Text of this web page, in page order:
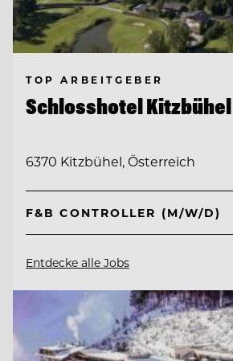
TOP ARBEITGEBER
Schlosshotel Kitzbühel
6370 Kitzbühel, Österreich
F&B CONTROLLER (M/W/D)
Entdecke alle Jobs